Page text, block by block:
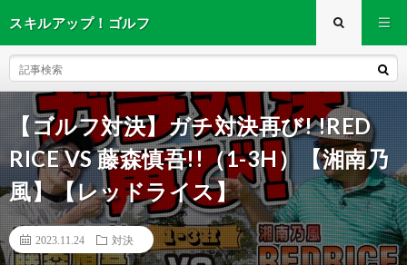
スキルアップ！ゴルフ
【ゴルフ対決】ガチ対決再び! !RED
RICE VS 藤森慎吾!!（1-3H）【湘南乃
風】【レッドライス】
2023.11.24 対決